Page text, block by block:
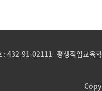
: 432-91-02111 평생직업교육